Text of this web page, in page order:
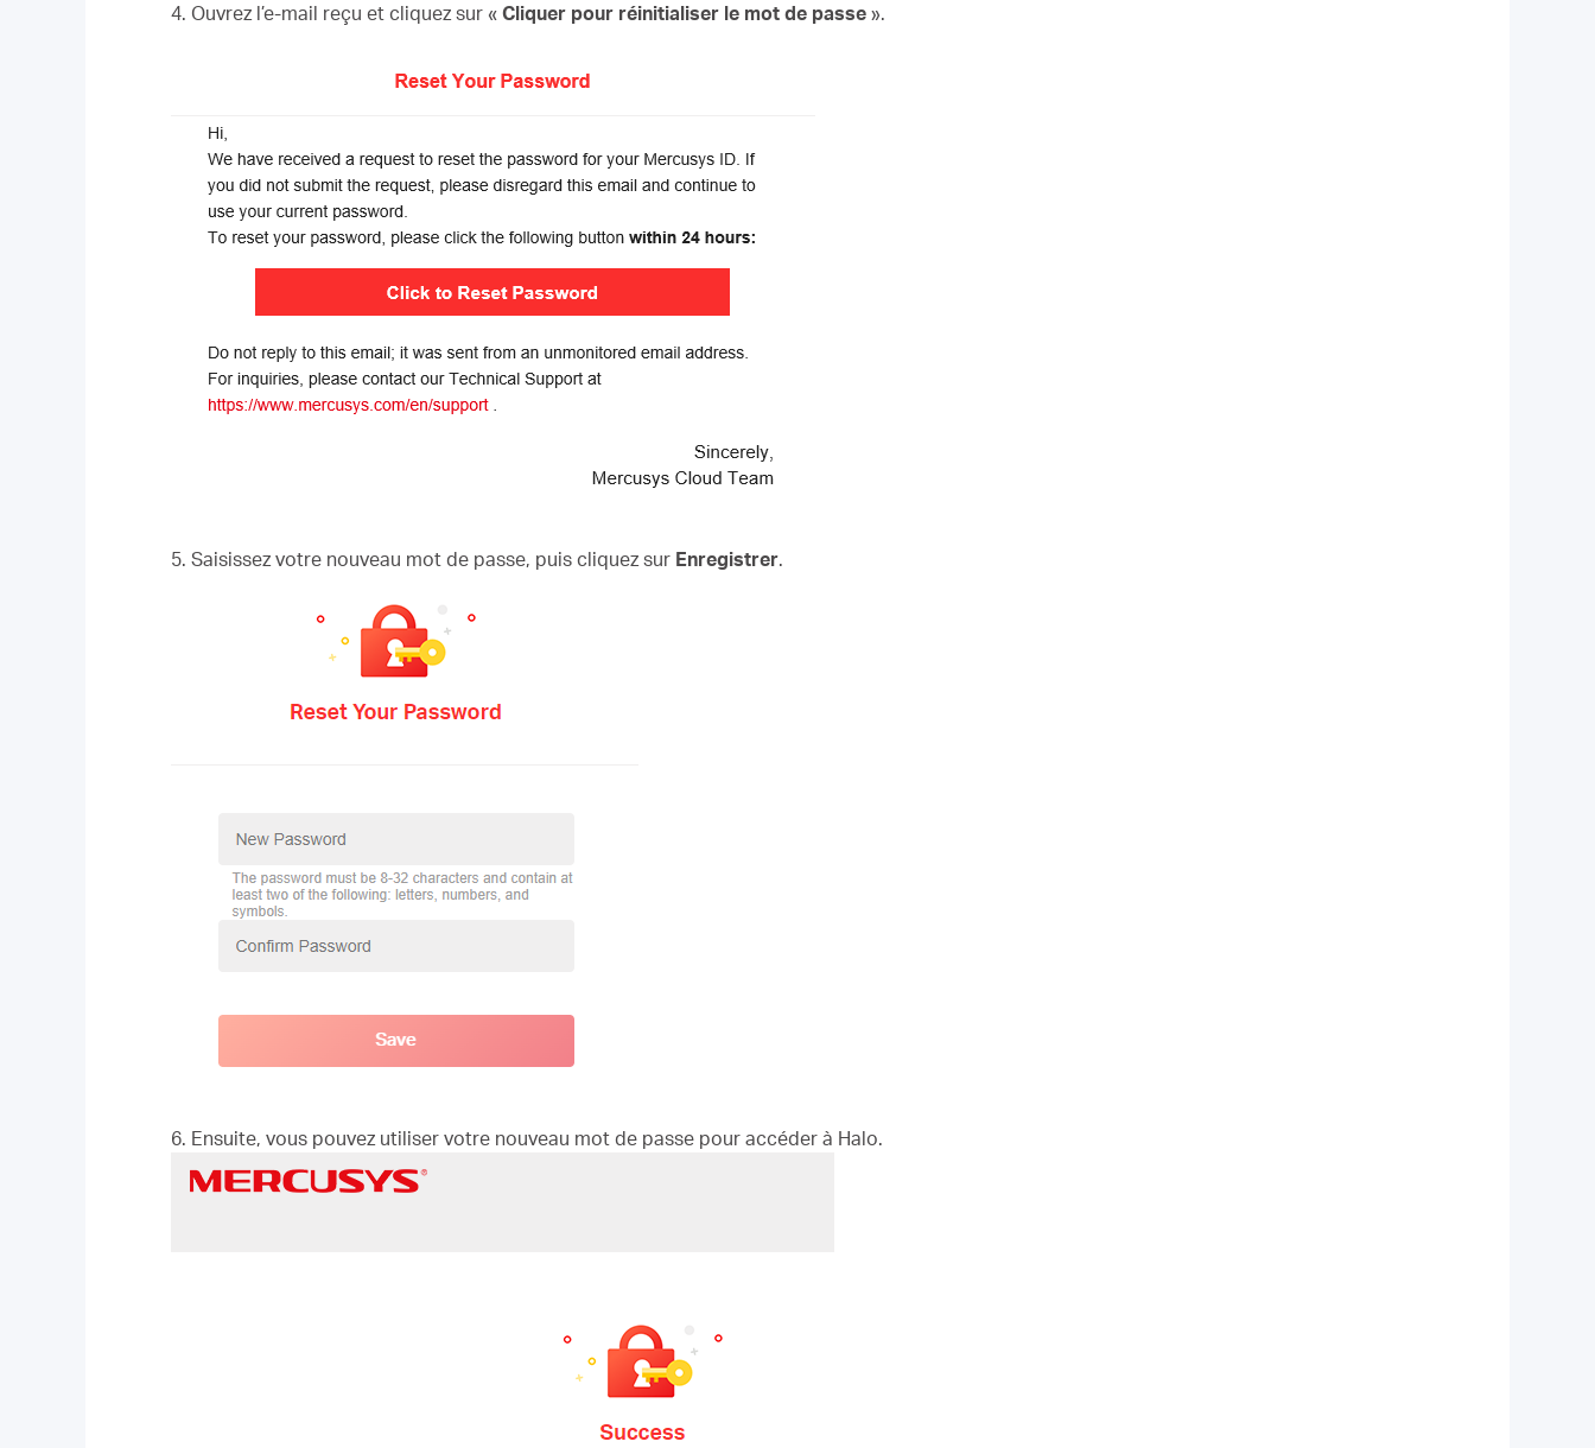
4. Ouvrez l’e-mail reçu et cliquez sur « Cliquer pour réinitialiser le mot de passe ».
5. Saisissez votre nouveau mot de passe, puis cliquez sur Enregistrer.
6. Ensuite, vous pouvez utiliser votre nouveau mot de passe pour accéder à Halo.